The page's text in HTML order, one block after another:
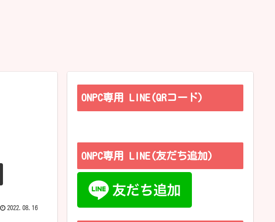
2022.08.16
ONPC専用 LINE(QRコード)
ONPC専用 LINE(友だち追加)